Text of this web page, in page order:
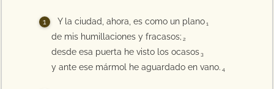
Y la ciudad, ahora, es como un plano 1
de mis humillaciones y fracasos; 2
desde esa puerta he visto los ocasos 3
y ante ese mármol he aguardado en vano. 4